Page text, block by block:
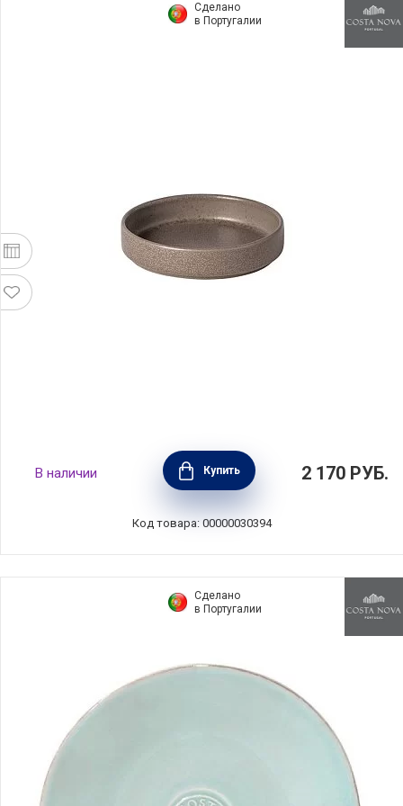
Сделано
в Португалии
Тарелка десертная Redonda 12,5 см, цвет
коричневый, керамика, Costa Nova,
Португалия, RNP132-BRN(RNP132-838)
В наличии Купить 2 170 РУБ.
Код товара: 00000030394
Сделано
в Португалии